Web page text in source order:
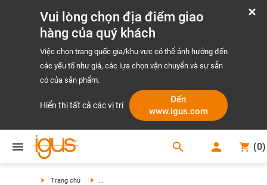
Vui lòng chọn địa điểm giao
hàng của quý khách
Việc chọn trang quốc gia/khu vực có thể ảnh hưởng đến
các yếu tố như giá, các lựa chọn vận chuyển và sự sẵn
có của sản phẩm.
Hiển thị tất cả các vị trí
Đến
www.igus.com
search (0)
Trang chủ ...